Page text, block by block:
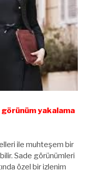
yakalama
ile muhteşem bir
Sade görünümleri
özel bir izlenim